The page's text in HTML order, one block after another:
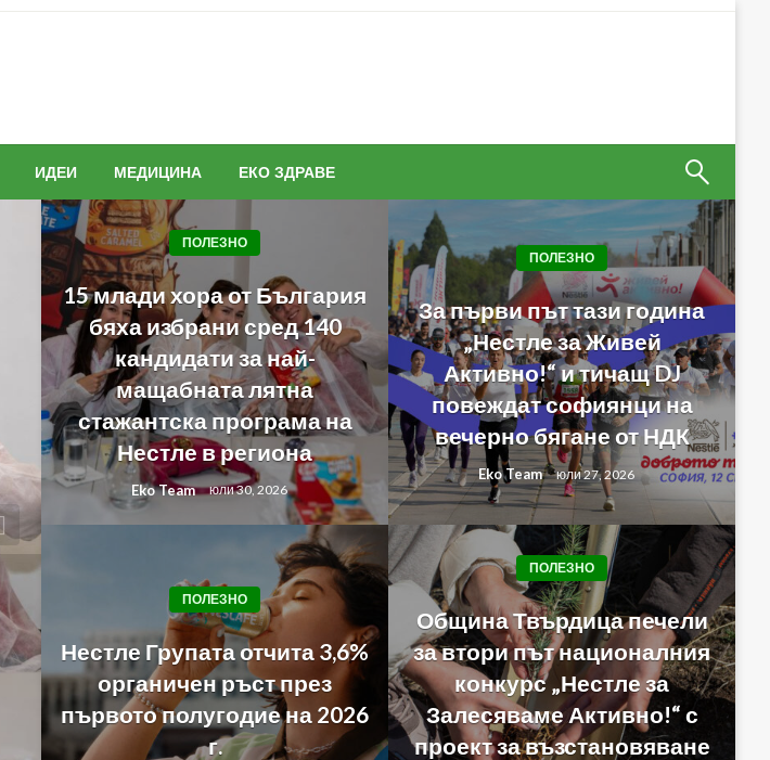
ИДЕИ МЕДИЦИНА ЕКО ЗДРАВЕ
ПОЛЕЗНО
За първи път тази година „Нестле за
Живей Активно!“ и тичащ DJ повеждат
ПОЛЕЗНО
15 млади хора от България
бяха избрани сред 140
кандидати за най-
мащабната лятна
стажантска програма на
Нестле в региона
Eko Team юли 30, 2026
ПОЛЕЗНО
За първи път тази година
„Нестле за Живей
Активно!“ и тичащ DJ
повеждат софиянци на
вечерно бягане от НДК
Eko Team юли 27, 2026
ПОЛЕЗНО
Нестле Групата отчита 3,6%
органичен ръст през
първото полугодие на 2026
г.
ПОЛЕЗНО
Община Твърдица печели
за втори път националния
конкурс „Нестле за
Залесяваме Активно!“ с
проект за възстановяване